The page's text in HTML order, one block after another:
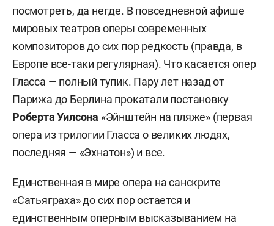
посмотреть, да негде. В повседневной афише
мировых театров оперы современных
композиторов до сих пор редкость (правда, в
Европе все-таки регулярная). Что касается опер
Гласса — полный тупик. Пару лет назад от
Парижа до Берлина прокатали постановку
Роберта Уилсона «Эйнштейн на пляже» (первая
опера из трилогии Гласса о великих людях,
последняя — «Эхнатон») и все.
Единственная в мире опера на санскрите
«Сатьяграха» до сих пор остается и
единственным оперным высказыванием на